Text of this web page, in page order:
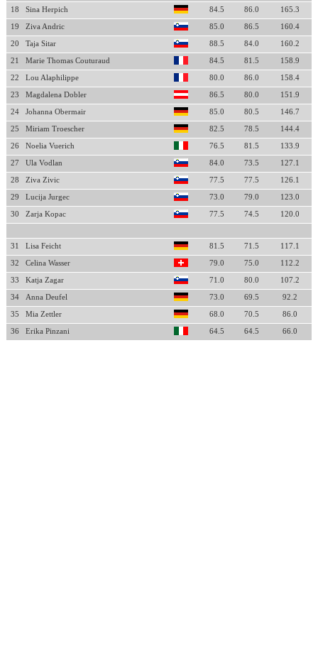
18 Sina Herpich 84.5 86.0 165.3
19 Ziva Andric 85.0 86.5 160.4
20 Taja Sitar 88.5 84.0 160.2
21 Marie Thomas Couturaud 84.5 81.5 158.9
22 Lou Alaphilippe 80.0 86.0 158.4
23 Magdalena Dobler 86.5 80.0 151.9
24 Johanna Obermair 85.0 80.5 146.7
25 Miriam Troescher 82.5 78.5 144.4
26 Noelia Vuerich 76.5 81.5 133.9
27 Ula Vodlan 84.0 73.5 127.1
28 Ziva Zivic 77.5 77.5 126.1
29 Lucija Jurgec 73.0 79.0 123.0
30 Zarja Kopac 77.5 74.5 120.0
31 Lisa Feicht 81.5 71.5 117.1
32 Celina Wasser 79.0 75.0 112.2
33 Katja Zagar 71.0 80.0 107.2
34 Anna Deufel 73.0 69.5 92.2
35 Mia Zettler 68.0 70.5 86.0
36 Erika Pinzani 64.5 64.5 66.0